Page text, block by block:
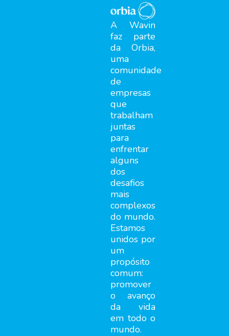
A Wavin
faz parte
da Orbia,
uma
comunidade
de
empresas
que
trabalham
juntas
para
enfrentar
alguns
dos
desafios
mais
complexos
do mundo.
Estamos
unidos por
um
propósito
comum:
promover
o avanço
da vida
em todo o
mundo.